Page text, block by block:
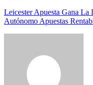
Leicester Apuesta Gana La
Autónomo Apuestas